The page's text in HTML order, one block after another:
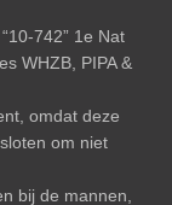
742” 1e Nat
WHZB, PIPA &
omdat deze
om niet
bij de mannen,